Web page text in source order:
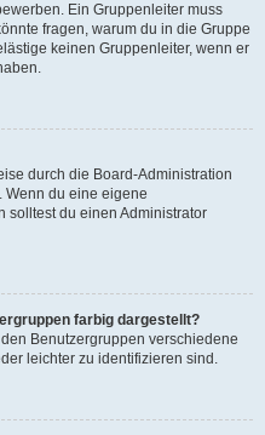
Ein Gruppenleiter muss
fragen, warum du in die Gruppe
keinen Gruppenleiter, wenn er
durch die Board-Administration
Wenn du eine eigene
solltest du einen Administrator
farbig dargestellt?
Benutzergruppen verschiedene
leichter zu identifizieren sind.